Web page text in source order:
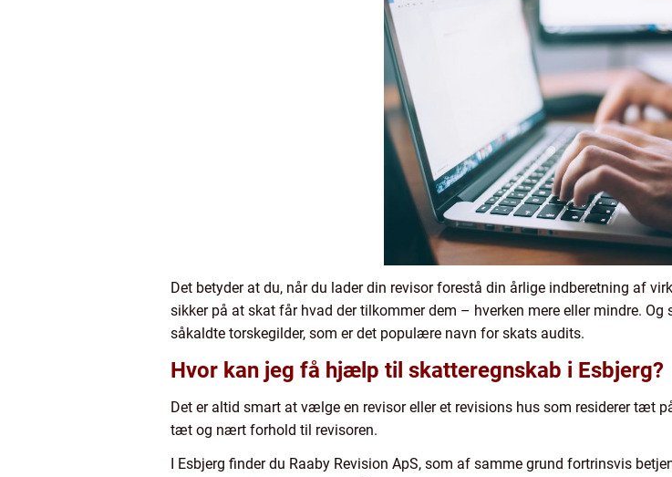
Det betyder at du, når du lader din revisor forestå din årlige indberetning af
sikker på at skat får hvad der tilkommer dem – hverken mere eller mindre.
såkaldte torskegilder, som er det populære navn for skats audits.
Hvor kan jeg få hjælp til skatteregnskab i Esbjerg?
Det er altid smart at vælge en revisor eller et revisions hus som residerer tæt
tæt og nært forhold til revisoren.
I Esbjerg finder du Raaby Revision ApS, som af samme grund fortrinsvis